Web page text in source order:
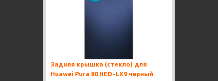
Задняя крышка (стекло) для
Huawei Pura 80 HED-LX9 черный